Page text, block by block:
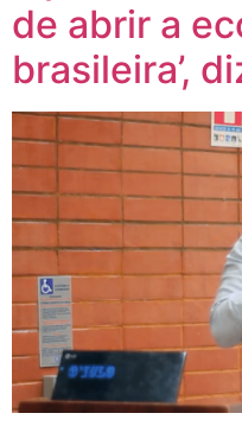
de abrir a
brasileira’,